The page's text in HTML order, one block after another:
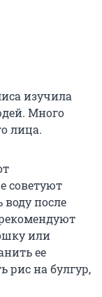
изучила
Много
лица.
советуют
после
или
ее
рис на булгур,